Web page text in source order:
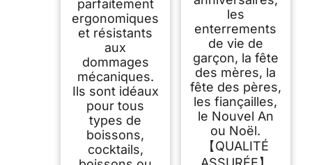
parfaitement
ergonomiques
et résistants
aux
dommages
mécaniques.
Ils sont idéaux
pour tous
types de
boissons,
cocktails,
les
enterrements
de vie de
garçon, la fête
des mères, la
fête des pères,
les fiançailles,
le Nouvel An
ou Noël.
【QUALITÉ